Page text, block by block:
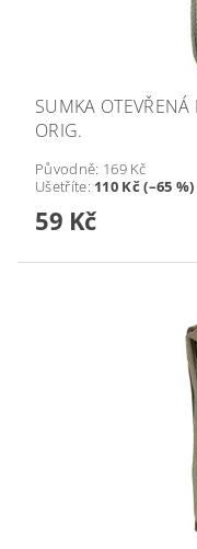
SUMKA
ORIG.
Původně: 169 Kč
Ušetříte: 110 Kč (–65 %)
59 Kč